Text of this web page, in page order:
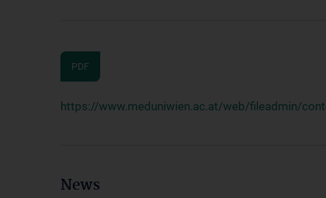
PDF
https://www.meduniwien.ac.at/web/fileadmin/
News